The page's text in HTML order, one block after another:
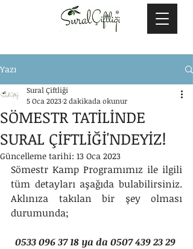
Yazı
SÖMESTR TATİLİNDE
SURAL ÇİFTLİĞİ'NDEYİZ!
Sural Çiftliği
5 Oca 20232 dakikada okunur
Güncelleme tarihi: 13 Oca 2023
Sömestr Kamp Programımız ile ilgili
tüm detayları aşağıda bulabilirsiniz.
Aklınıza takılan bir şey olması
durumunda;
0533 096 37 18 ya da 0507 439 23 29